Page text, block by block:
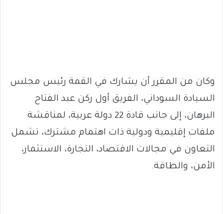
وكان من المقرر أن يشارك في القمة رئيس مجلس
السيادة السوداني، الفريق أول ركن عبد الفتاح
البرهان، إلى جانب قادة 22 دولة عربية، لمناقشة
ملفات إقليمية ودولية ذات اهتمام مشترك، تشمل
التعاون في مجالات الاقتصاد، التجارة، الاستثمار،
الأمن، والطاقة.